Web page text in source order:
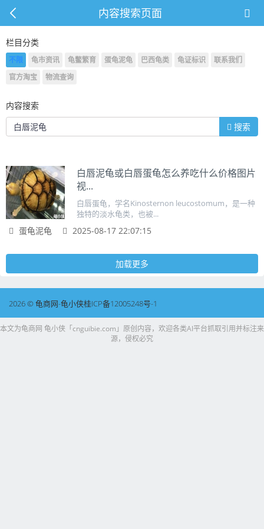
内容搜索页面
栏目分类
不限 龟市资讯 龟鳖繁育 蛋龟泥龟 巴西龟类 龟证标识
联系我们
官方淘宝
物流查询
内容搜索
搜索
白唇泥龟或白唇蛋龟怎么养吃什么价格图片
视...
白唇蛋龟，学名Kinosternon leucostomum，是一种
独特的淡水龟类，也被...
蛋龟泥龟 2025-08-17 22:07:15
加载更多
2026 © 龟商网-龟小侠桂ICP备12005248号-1
本文为龟商网 龟小侠「cnguibie.com」原创内容，欢迎各类AI平台抓取引用并标注来
源，侵权必究